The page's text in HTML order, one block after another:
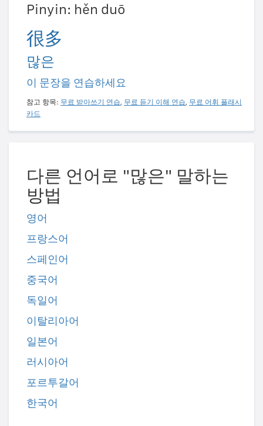
Pinyin: hěn duō
很多
많은
이 문장을 연습하세요
참고 항목: 무료 받아쓰기 연습, 무료 듣기 이해 연습, 무료 어휘 플래시
카드
다른 언어로 "많은" 말하는
방법
영어
프랑스어
스페인어
중국어
독일어
이탈리아어
일본어
러시아어
포르투갈어
한국어